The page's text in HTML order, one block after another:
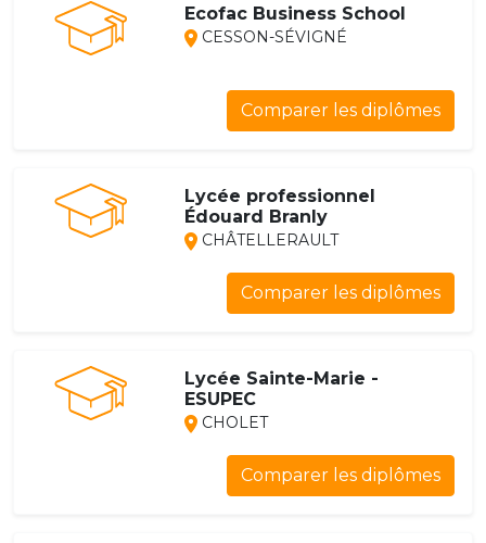
Ecofac Business School
CESSON-SÉVIGNÉ
Comparer les diplômes
Lycée professionnel
Édouard Branly
CHÂTELLERAULT
Comparer les diplômes
Lycée Sainte-Marie -
ESUPEC
CHOLET
Comparer les diplômes